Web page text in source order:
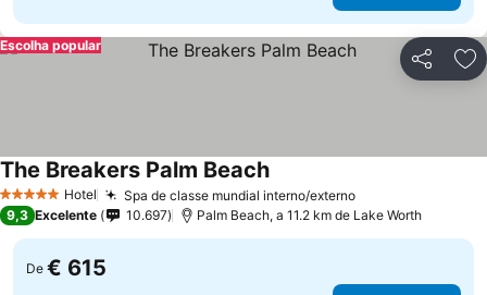
Partilhar
Escolha popular
5 Estrelas Hotel Spa de classe mundial interno/externoVer preços
The Breakers Palm BeachVer preços
9,3 Excelente 10.697 Palm Beach, a 11.2 km de Lake Worth
De € 615